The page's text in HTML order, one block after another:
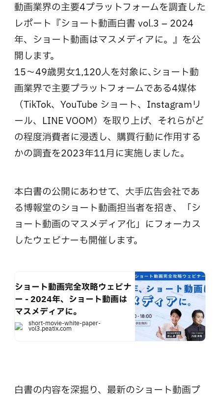
動画業界の主要4プラットフォームを調査した
レポート『ショート動画白書 vol.3 – 2024
年、ショート動画はマスメディアに。』を公
開します。
15〜49歳男女1,120人を対象に､ショート動
画業界で主要プラットフォームである4媒体
（TikTok、YouTube ショート、Instagramリ
ール、LINE VOOM）を取り上げ、それらがど
の程度消費者に浸透し、購買行動に作用する
かの調査を2023年11月に実施しました。
本白書の公開にあわせて、大手広告会社であ
る博報堂のショート動画担当者を招き、「シ
ョート動画のマスメディア化」にフォーカス
したウェビナーも開催します。
ショート動画完全攻略ウェビナ
ー - 2024年、ショート動画は
マスメディアに。
short-movie-white-paper-
vol3.peatix.com
白書の内容を深掘り、最新のショート動画プ